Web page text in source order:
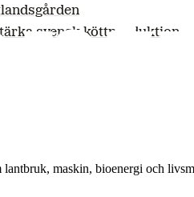
maskin, bioenergi och
svensk köttproduktion